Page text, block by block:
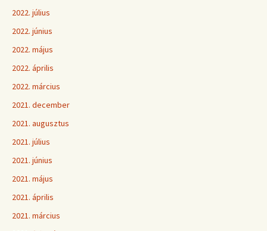
2022. július
2022. június
2022. május
2022. április
2022. március
2021. december
2021. augusztus
2021. július
2021. június
2021. május
2021. április
2021. március